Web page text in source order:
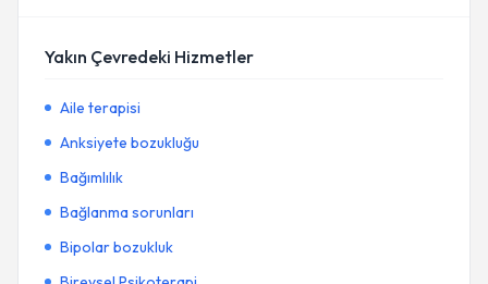
Yakın Çevredeki Hizmetler
Aile terapisi
Anksiyete bozukluğu
Bağımlılık
Bağlanma sorunları
Bipolar bozukluk